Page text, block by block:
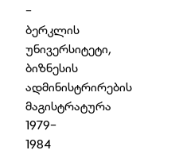
-
ბერკლის
უნივერსიტეტი,
ბიზნესის
ადმინისტრირების
მაგისტრატურა
1979-
1984